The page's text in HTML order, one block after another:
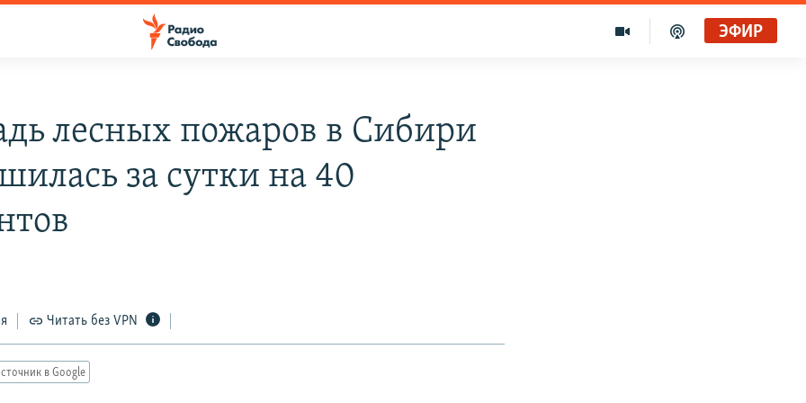
ЭФИР
лесных пожаров в Сибири
за сутки на 40
Читать без VPN
в Google